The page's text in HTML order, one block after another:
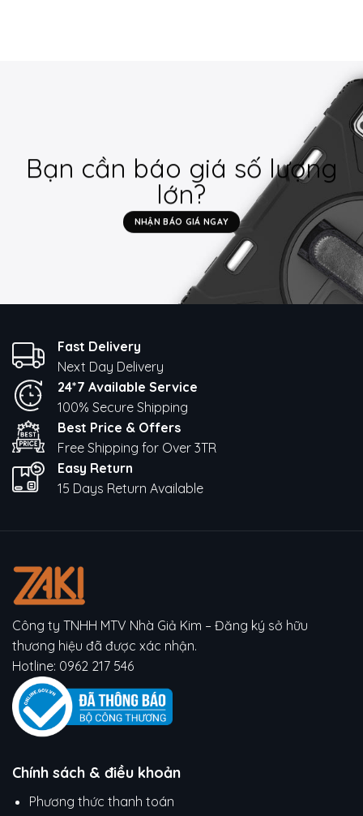
Bạn cần báo giá số lượng
lớn?
NHẬN BÁO GIÁ NGAY
Fast Delivery
Next Day Delivery
24*7 Available Service
100% Secure Shipping
Best Price & Offers
Free Shipping for Over 3TR
Easy Return
15 Days Return Available
Công ty TNHH MTV Nhà Giả Kim – Đăng ký sở hữu
thương hiệu đã được xác nhận.
Hotline: 0962 217 546
Chính sách & điều khoản
Phương thức thanh toán